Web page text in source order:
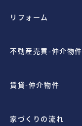
リフォーム
不動産売買-仲介物件
賃貸-仲介物件
家づくりの流れ